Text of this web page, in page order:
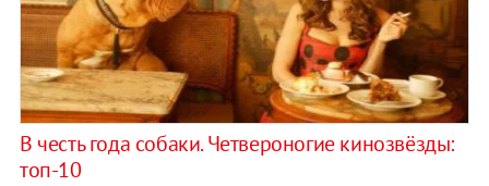
В честь года собаки. Четвероногие кинозвёзды:
топ-10